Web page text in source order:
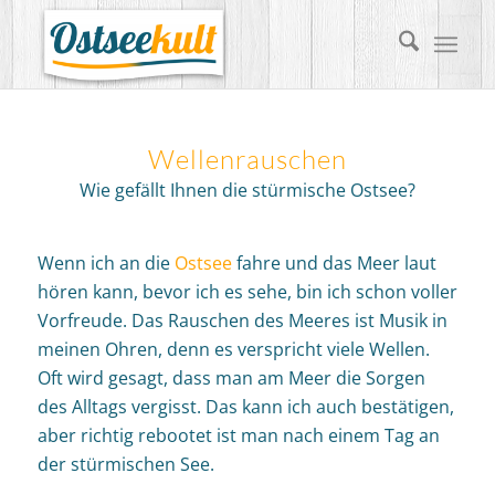
Wellenrauschen
Wie gefällt Ihnen die stürmische Ostsee?
Wenn ich an die Ostseefahre und das Meer laut
hören kann, bevor ich es sehe, bin ich schon voller
Vorfreude. Das Rauschen des Meeres ist Musik in
meinen Ohren, denn es verspricht viele Wellen.
Oft wird gesagt, dass man am Meer die Sorgen
des Alltags vergisst. Das kann ich auch bestätigen,
aber richtig rebootet ist man nach einem Tag an
der stürmischen See.